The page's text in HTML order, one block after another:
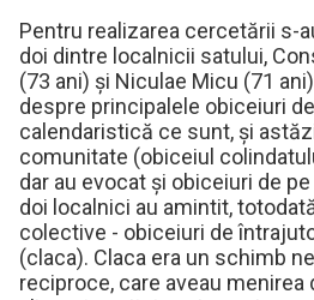
Pentru realizarea cercetării s-
doi dintre localnicii satului,
(73 ani) și Niculae Micu (71
despre principalele obiceiuri
calendaristică ce sunt, și
comunitate (obiceiul
dar au evocat și obiceiuri de
doi localnici au amintit,
colective - obiceiuri de
(claca). Claca era un schimb
reciproce, care aveau menirea